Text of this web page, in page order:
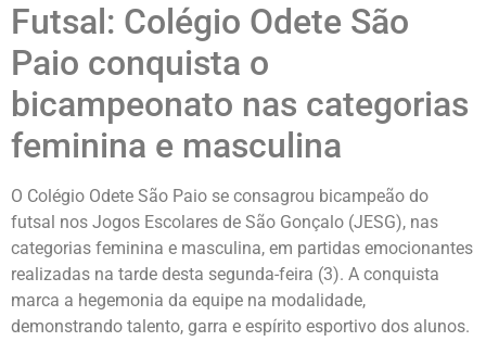
Futsal: Colégio Odete São
Paio conquista o
bicampeonato nas categorias
feminina e masculina
O Colégio Odete São Paio se consagrou bicampeão do
futsal nos Jogos Escolares de São Gonçalo (JESG), nas
categorias feminina e masculina, em partidas emocionantes
realizadas na tarde desta segunda-feira (3). A conquista
marca a hegemonia da equipe na modalidade,
demonstrando talento, garra e espírito esportivo dos alunos.